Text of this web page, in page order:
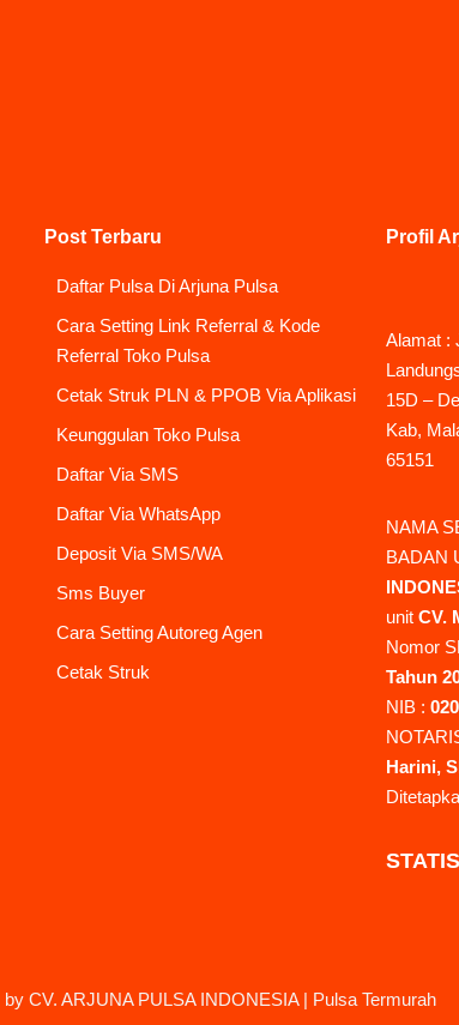
Post Terbaru
Daftar Pulsa Di Arjuna Pulsa
Cara Setting Link Referral & Kode
Referral Toko Pulsa
Cetak Struk PLN & PPOB Via Aplikasi
Keunggulan Toko Pulsa
Daftar Via SMS
Daftar Via WhatsApp
Deposit Via SMS/WA
Sms Buyer
Cara Setting Autoreg Agen
Cetak Struk
Profil
Alamat :
15D –
Kab,
65151
NAMA
BADAN
unit CV.
Nomor
Tahun
NIB :
Harini,
by CV. ARJUNA PULSA INDONESIA | Pulsa Termurah